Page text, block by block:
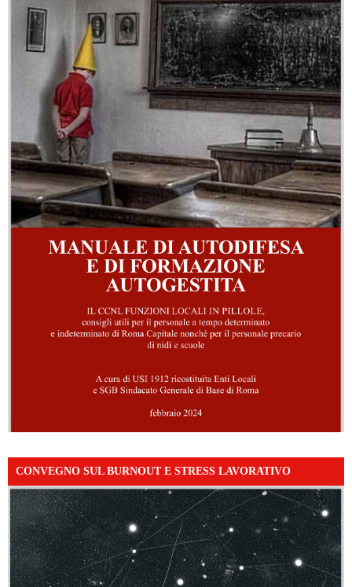
CONVEGNO SUL BURNOUT E STRESS LAVORATIVO